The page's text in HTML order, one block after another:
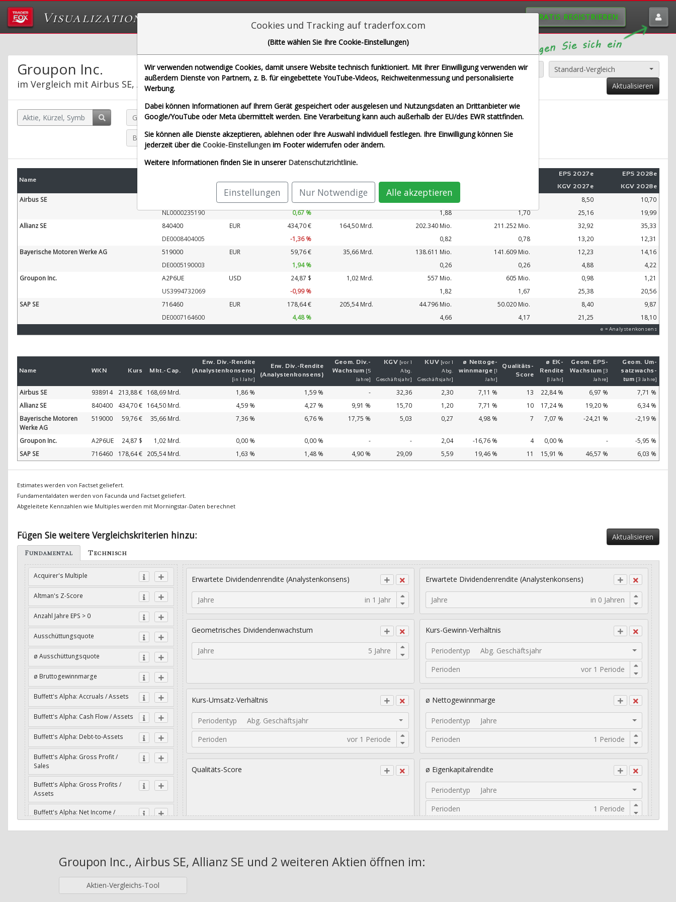
Visualizations GRATIS REGISTRIEREN
Groupon Inc.
im Vergleich mit Airbus SE, Allianz SE, Bayerische Motoren Werke AG und 1 weitere Aktie
Alle Aktien entfernen
Standard-Vergleich
Aktualisieren
Groupon Inc. (Echtzeit USD) Airbus SE (Echtzeit Euro) Allianz SE (Echtzeit Euro)
Bayerische Motoren Werke AG (Echtzeit Euro) SAP SE (Echtzeit Euro)
Name
EPS 2027e EPS 2028e
KGV 2027e KGV 2028e
Airbus SE 213,88 € 168,69 Mrd. 89.327 Mio. 8,50
10,70
NL0000235190
0,67 % 1,88 1,70 25,16
19,99
Allianz SE
840400 EUR 434,70 € 164,50 Mrd. 202.340 Mio. 211.252 Mio. 32,92
35,33
DE0008404005
-1,36 % 0,82 0,78 13,20
12,31
Bayerische Motoren Werke AG
519000 EUR 59,76 € 35,66 Mrd. 138.611 Mio. 141.609 Mio. 12,23
14,16
DE0005190003
1,94 % 0,26 0,26 4,88
4,22
Groupon Inc.
A2P6UE USD 24,87 $ 1,02 Mrd. 557 Mio. 605 Mio. 0,98
1,21
US3994732069
-0,99 % 1,82 1,67 25,38
20,56
SAP SE
716460 EUR 178,64 € 205,54 Mrd. 44.796 Mio. 50.020 Mio. 8,40
9,87
DE0007164600
4,48 % 4,66 4,17 21,25 18,10
e = Analystenkonsens
Name WKN Kurs Mkt.- Cap.
Erw. Div.- Ren­di­te
(Analystenkonsens)
[in 1 Jahr]
Erw. Div.- Ren­di­te
(Analystenkonsens)
Geom. Div.-
Wachs­tum [5
Jahre]
KGV [vor 1
Abg.
Geschäftsjahr]
KUV [vor 1
Abg.
Geschäftsjahr]
ø Netto­ge­
winn­mar­ge
Jahr]
Qualitäts-
Score
ø EK-
Ren­di­te
[1 Jahr]
Geom. EPS-
Wachs­tum [3
Jahre]
Geom. Um­
satz­wachs­
tum [3 Jahre]
Airbus SE 938914 213,88 € 168,69 Mrd. 1,86 % 1,59 % - 32,36 2,30 7,11 % 13 22,84 % 6,97 %
7,71 %
Allianz SE
840400 434,70 € 164,50 Mrd. 4,59 % 4,27 % 9,91 % 15,70 1,20 7,71 % 10 17,24 % 19,20 %
6,34 %
Bayerische Motoren
Werke AG
519000 59,76 € 35,66 Mrd. 7,36 % 6,76 % 17,75 % 5,03 0,27 4,98 % 7 7,07 % -24,21 % -2,19 %
Groupon Inc. A2P6UE 24,87 $ 1,02 Mrd. 0,00 % 0,00 % - - 2,04 -16,76 % 4 0,00 % -
-5,95 %
SAP SE
716460 178,64 € 205,54 Mrd. 1,63 % 1,48 % 4,90 % 29,09 5,59 19,46 % 11 15,91 % 46,57 % 6,03 %
Estimates werden von Factset geliefert.
Fundamentaldaten werden von Facunda und Factset geliefert.
Abgeleitete Kennzahlen wie Multiples werden mit Morningstar-Daten berechnet
Fügen Sie weitere Vergleichskriterien hinzu: Aktualisieren
Fundamental Technisch
Acquirer's Multiple
Altman's Z-Score
Anzahl Jahre EPS > 0
Ausschüttungsquote
ø Ausschüttungsquote
ø Bruttogewinnmarge
Buffett's Alpha: Accruals / Assets
Buffett's Alpha: Cash Flow / Assets
Buffett's Alpha: Debt-to-Assets
Buffett's Alpha: Gross Profit /
Sales
Buffett's Alpha: Gross Profits /
Assets
Buffett's Alpha: Net Income /
Assets
Buffett's Alpha: Wachstum Gross
Profit / Sales
Buffett's Alpha: Wachstum
Erwartete Dividendenrendite (Analystenkonsens)
Jahre
Erwartete Dividendenrendite (Analystenkonsens)
Jahre
Geometrisches Dividendenwachstum
Jahre
Kurs-Gewinn-Verhältnis
Periodentyp
Abg. Geschäftsjahr
Perioden
Kurs-Umsatz-Verhältnis
Periodentyp
Abg. Geschäftsjahr
Perioden
ø Nettogewinnmarge
Periodentyp
Jahre
Perioden
Qualitäts-Score ø Eigenkapitalrendite
Periodentyp
Jahre
Perioden
Jahre
Groupon Inc., Airbus SE, Allianz SE und 2 weiteren Aktien öffnen im:
Aktien-Vergleichs-Tool
Cookies und Tracking auf traderfox.com
(Bitte wählen Sie Ihre Cookie-Einstellungen)
Wir verwenden notwendige Cookies, damit unsere Website technisch funktioniert. Mit Ihrer Einwilligung verwenden wir
außerdem Dienste von Partnern, z. B. für eingebettete YouTube-Videos, Reichweitenmessung und personalisierte
Werbung.
Dabei können Informationen auf Ihrem Gerät gespeichert oder ausgelesen und Nutzungsdaten an Drittanbieter wie
Google/YouTube oder Meta übermittelt werden. Eine Verarbeitung kann auch außerhalb der EU/des EWR stattfinden.
Sie können alle Dienste akzeptieren, ablehnen oder Ihre Auswahl individuell festlegen. Ihre Einwilligung können Sie
jederzeit über die Cookie-Einstellungen im Footer widerrufen oder ändern.
Weitere Informationen finden Sie in unserer Datenschutzrichtlinie.
Einstellungen Nur Notwendige Alle akzeptieren